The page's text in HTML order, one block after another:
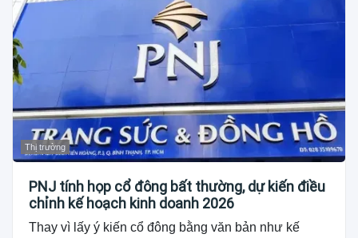
Thị trường
PNJ tính họp cổ đông bất thường, dự kiến điều
chỉnh kế hoạch kinh doanh 2026
Thay vì lấy ý kiến cổ đông bằng văn bản như kế